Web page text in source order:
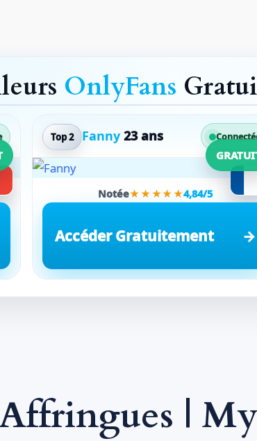
OnlyFans
Top 2 Fanny 23 ans
Notée★★★★★4,84/5
Accéder Gratuitement
|